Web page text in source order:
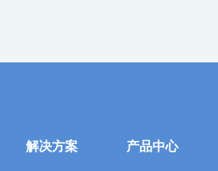
解决方案 产品中心